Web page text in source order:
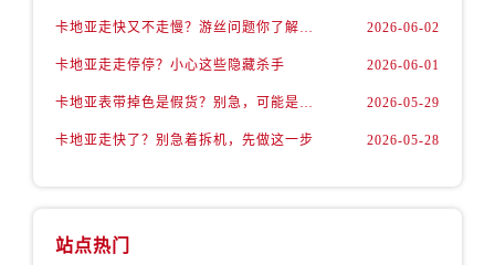
卡地亚走快又不走慢？游丝问题你了解多少？ 2026-06-02
卡地亚走走停停？小心这些隐藏杀手 2026-06-01
卡地亚表带掉色是假货？别急，可能是这些日常习惯惹的祸 2026-05-29
卡地亚走快了？别急着拆机，先做这一步 2026-05-28
站点热门